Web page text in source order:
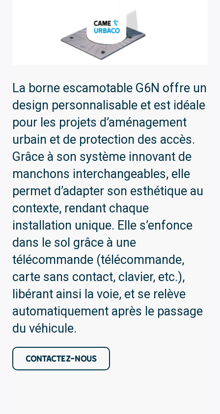
La borne escamotable G6N offre un
design personnalisable et est idéale
pour les projets d’aménagement
urbain et de protection des accès.
Grâce à son système innovant de
manchons interchangeables, elle
permet d’adapter son esthétique au
contexte, rendant chaque
installation unique. Elle s’enfonce
dans le sol grâce à une
télécommande (télécommande,
carte sans contact, clavier, etc.),
libérant ainsi la voie, et se relève
automatiquement après le passage
du véhicule.
CONTACTEZ-NOUS